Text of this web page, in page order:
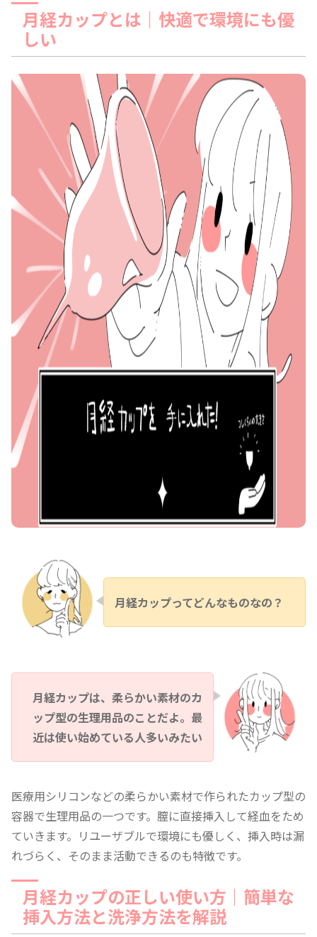
月経カップとは｜快適で環境にも優
しい
月経カップってどんなものなの？
月経カップは、柔らかい素材のカ
ップ型の生理用品のことだよ。最
近は使い始めている人多いみたい
医療用シリコンなどの柔らかい素材で作られたカップ型の
容器で生理用品の一つです。膣に直接挿入して経血をため
ていきます。リユーザブルで環境にも優しく、挿入時は漏
れづらく、そのまま活動できるのも特徴です。
月経カップの正しい使い方｜簡単な
挿入方法と洗浄方法を解説